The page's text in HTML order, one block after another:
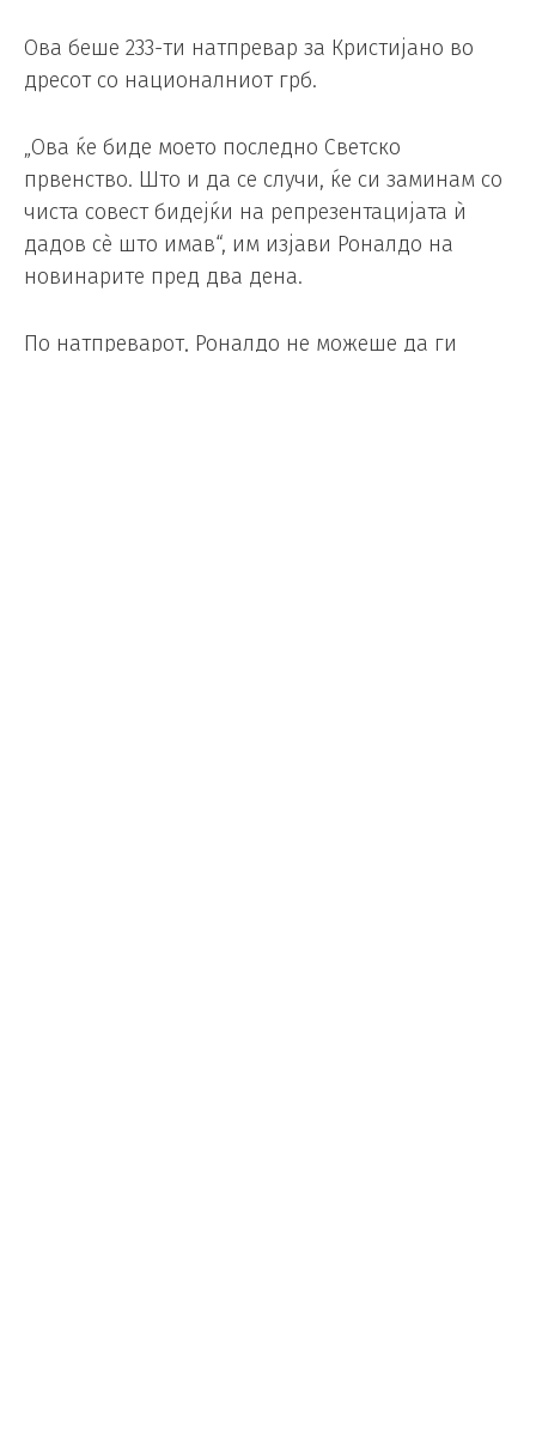
Ова беше 233-ти натпревар за Кристијано во
дресот со националниот грб.
„Ова ќе биде моето последно Светско
првенство. Што и да се случи, ќе си заминам со
чиста совест бидејќи на репрезентацијата ѝ
дадов сè што имав“, им изјави Роналдо на
новинарите пред два дена.
По натпреварот, Роналдо не можеше да ги